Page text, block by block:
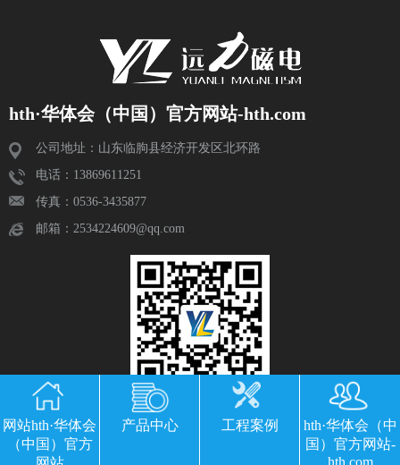
hth·华体会（中国）官方网站-hth.com
公司地址：山东临朐县经济开发区北环路
电话：13869611251
传真：0536-3435877
邮箱：2534224609@qq.com
网站hth·华体会
（中国）官方
产品中心 工程案例
hth·华体会（中
国）官方网站-
hth.com